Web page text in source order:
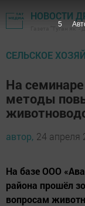
НОВОСТИ
Газета "Туган
СЕЛЬСКОЕ
На
методы
автор, 24 апреля
На базе ООО
района прошёл
вопросам
5